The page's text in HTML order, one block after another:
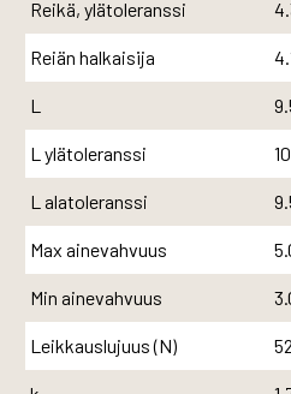
Reikä, ylätoleranssi
Reiän halkaisija
L
L ylätoleranssi
L alatoleranssi
Max ainevahvuus
Min ainevahvuus
Leikkauslujuus (N)